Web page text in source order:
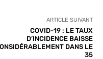
ARTICLE SUIVANT
COVID-19 : LE TAUX
D’INCIDENCE BAISSE
DANS LE
35